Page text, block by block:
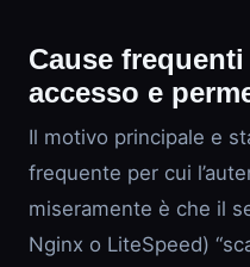
Cause
accesso e
Il motivo principale e
frequente per cui
miseramente è che il
Nginx o LiteSpeed)